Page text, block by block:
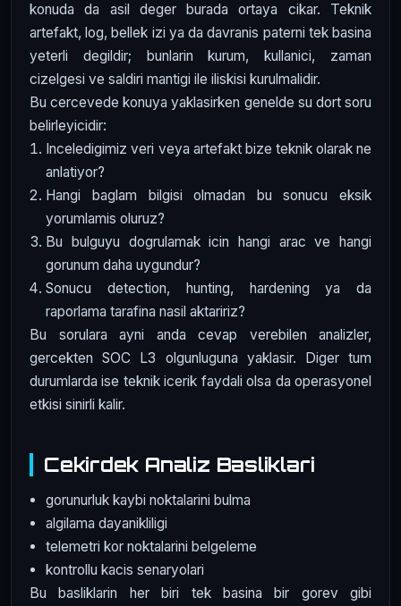
konuda da asil deger burada ortaya cikar. Teknik
artefakt, log, bellek izi ya da davranis paterni tek basina
yeterli degildir; bunlarin kurum, kullanici, zaman
cizelgesi ve saldiri mantigi ile iliskisi kurulmalidir.
Bu cercevede konuya yaklasirken genelde su dort soru
belirleyicidir:
Inceledigimiz veri veya artefakt bize teknik olarak ne
anlatiyor?
Hangi baglam bilgisi olmadan bu sonucu eksik
yorumlamis oluruz?
Bu bulguyu dogrulamak icin hangi arac ve hangi
gorunum daha uygundur?
Sonucu detection, hunting, hardening ya da
raporlama tarafina nasil aktaririz?
Bu sorulara ayni anda cevap verebilen analizler,
gercekten SOC L3 olgunluguna yaklasir. Diger tum
durumlarda ise teknik icerik faydali olsa da operasyonel
etkisi sinirli kalir.
Cekirdek Analiz Basliklari
gorunurluk kaybi noktalarini bulma
algilama dayanikliligi
telemetri kor noktalarini belgeleme
kontrollu kacis senaryolari
Bu basliklarin her biri tek basina bir gorev gibi